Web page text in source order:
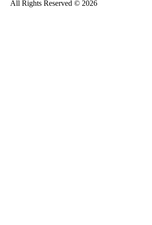
All Rights Reserved © 2026